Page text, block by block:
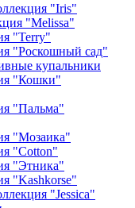
"Iris"
"Melissa"
"Terry"
"Роскошный сад"
купальники
"Кошки"
"Пальма"
"Мозаика"
"Cotton"
"Этника"
"Kashkorse"
"Jessica"